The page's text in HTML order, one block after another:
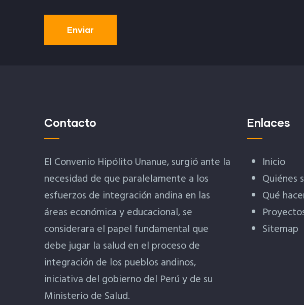
Contacto
El Convenio Hipólito Unanue, surgió ante la
necesidad de que paralelamente a los
esfuerzos de integración andina en las
áreas económica y educacional, se
considerara el papel fundamental que
debe jugar la salud en el proceso de
integración de los pueblos andinos,
iniciativa del gobierno del Perú y de su
Ministerio de Salud.
Enlaces
Inicio
Quiénes
Qué
Sitemap